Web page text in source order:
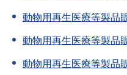
動物用再生医療等製品
動物用再生医療等製品
動物用再生医療等製品